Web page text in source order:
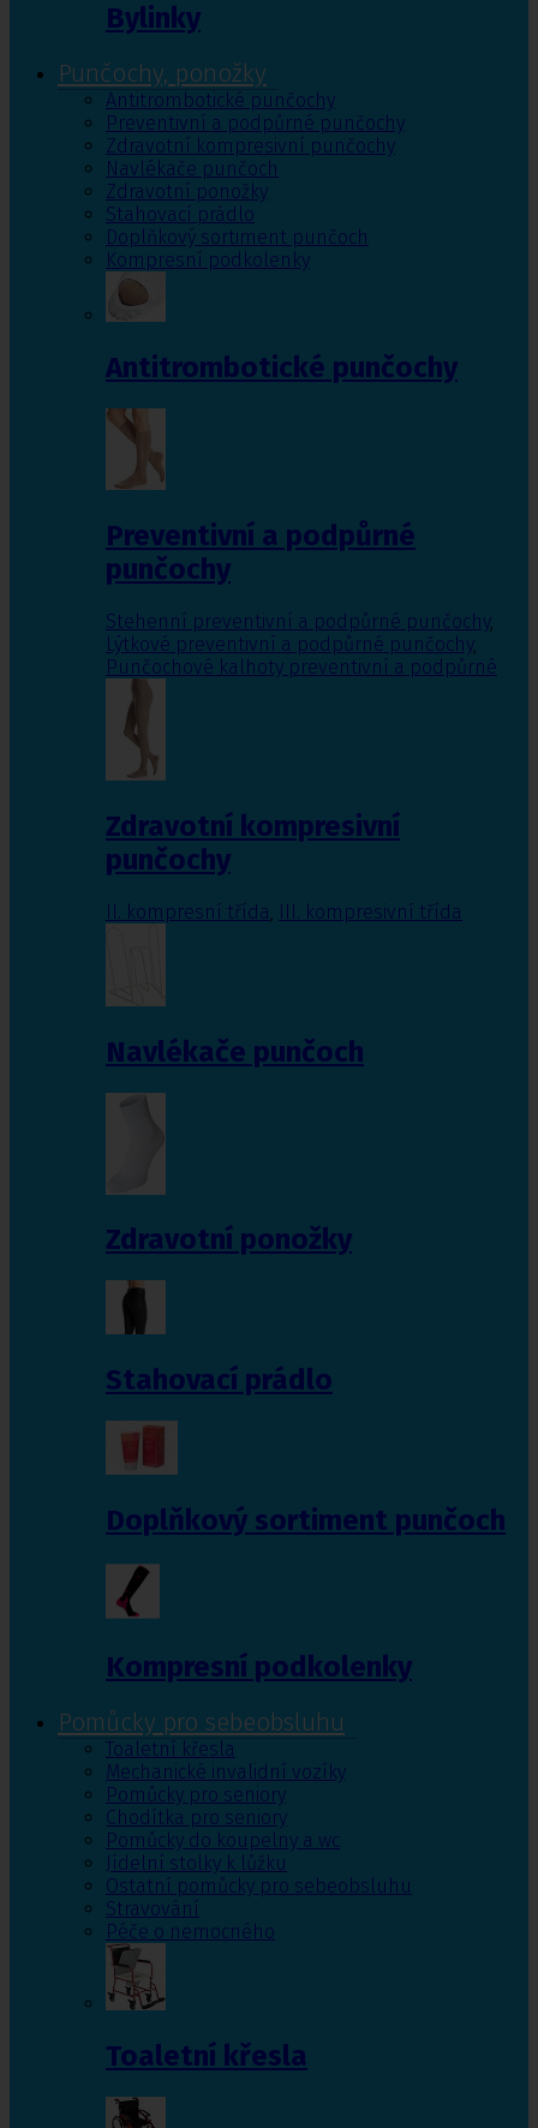
Bylinky
Punčochy, ponožky
Antitrombotické punčochy
Preventivní a podpůrné punčochy
Zdravotní kompresivní punčochy
Navlékače punčoch
Zdravotní ponožky
Stahovací prádlo
Doplňkový sortiment punčoch
Kompresní podkolenky
Antitrombotické punčochy
Preventivní a podpůrné
punčochy
Stehenní preventivní a podpůrné punčochy,
Lýtkové preventivní a podpůrné punčochy,
Punčochové kalhoty preventivní a podpůrné
Zdravotní kompresivní
punčochy
II. kompresní třída III. kompresivní třída
Navlékače punčoch
Zdravotní ponožky
Stahovací prádlo
Doplňkový sortiment punčoch
Kompresní podkolenky
Pomůcky pro sebeobsluhu
Toaletní křesla
Mechanické invalidní vozíky
Pomůcky pro seniory
Chodítka pro seniory
Pomůcky do koupelny a wc
Jídelní stolky k lůžku
Ostatní pomůcky pro sebeobsluhu
Stravování
Péče o nemocného
Toaletní křesla